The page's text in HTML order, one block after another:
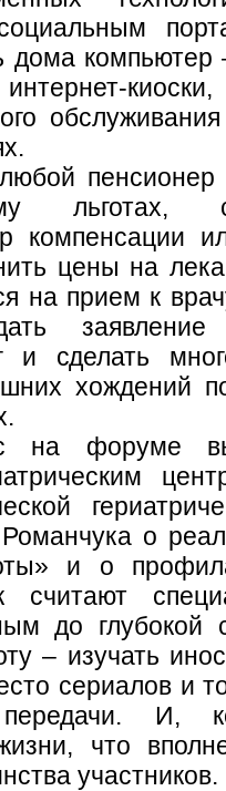
социальным
дома компьютер
пенсионер
льготах,
компенсации
цены на
на прием к
и сделать
хождений
на форуме
о
и о
считают
до глубокой
– изучать
сериалов и
передачи. И,
что вполне
участников.